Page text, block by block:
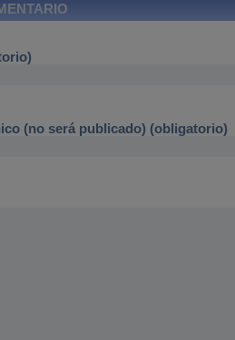
(no será publicado) (obligatorio)